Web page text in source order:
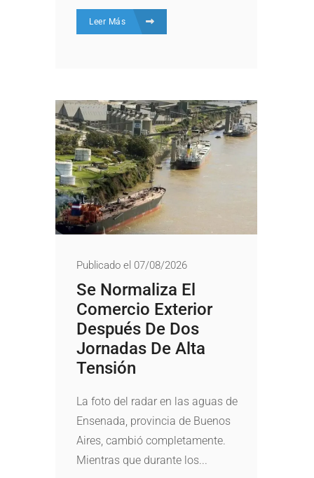
Leer Más
Publicado el 07/08/2026
Se Normaliza El
Comercio Exterior
Después De Dos
Jornadas De Alta
Tensión
La foto del radar en las aguas de
Ensenada, provincia de Buenos
Aires, cambió completamente.
Mientras que durante los...